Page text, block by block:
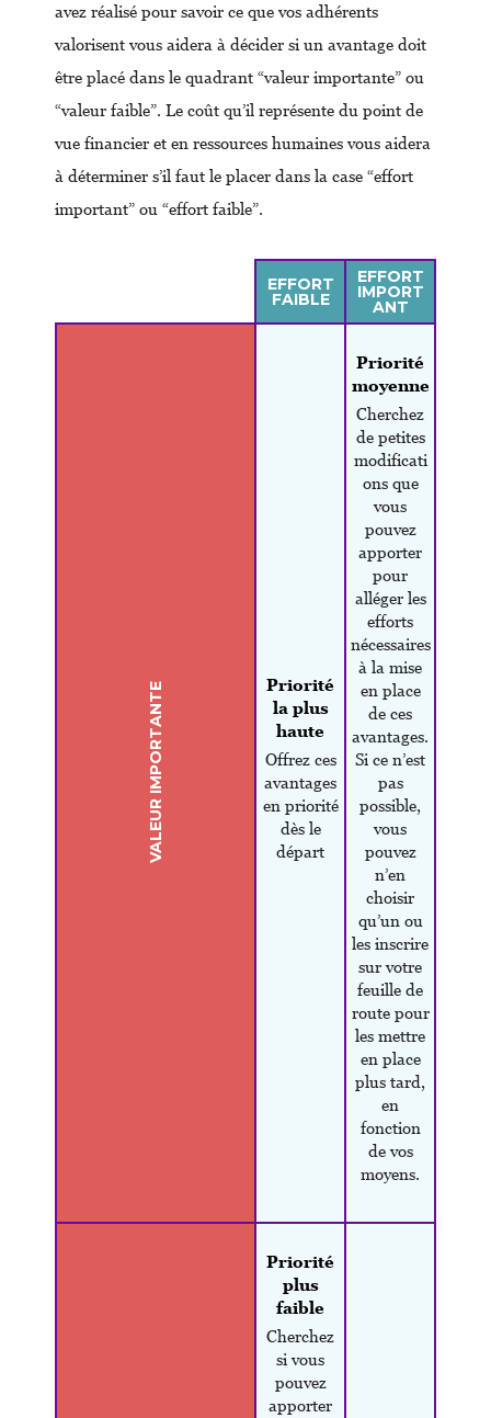
avez réalisé pour savoir ce que vos adhérents
valorisent vous aidera à décider si un avantage doit
être placé dans le quadrant “valeur importante” ou
“valeur faible”. Le coût qu’il représente du point de
vue financier et en ressources humaines vous aidera
à déterminer s’il faut le placer dans la case “effort
important” ou “effort faible”.
EFFORT
FAIBLE
EFFORT
IMPORT
ANT
VALEUR IMPORTANTE
Priorité
la plus
haute
Offrez ces
avantages
en priorité
dès le
départ
Priorité
moyenne
Cherchez
de petites
modificati
ons que
vous
pouvez
apporter
pour
alléger les
efforts
nécessaires
à la mise
en place
de ces
avantages.
Si ce n’est
pas
possible,
vous
pouvez
n’en
choisir
qu’un ou
les inscrire
sur votre
feuille de
route pour
les mettre
en place
plus tard,
en
fonction
de vos
moyens.
Priorité
plus
faible
Cherchez
si vous
pouvez
apporter